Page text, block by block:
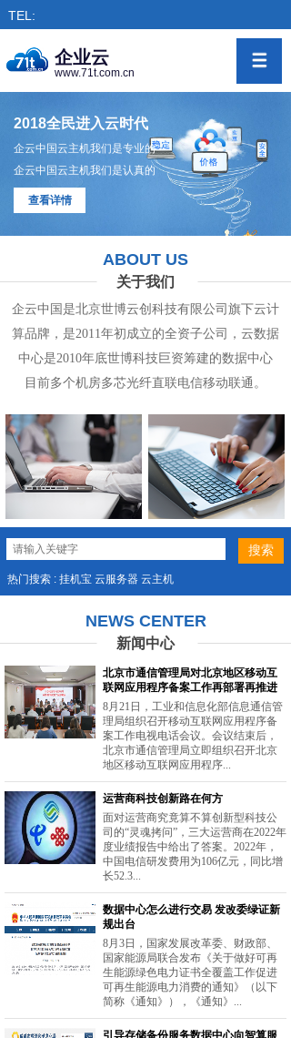
TEL:
企业云
www.71t.com.cn
2018全民进入云时代
企云中国云主机我们是专业的
企云中国云主机我们是认真的
查看详情
ABOUT US
关于我们
企云中国是北京世博云创科技有限公司旗下云计
算品牌，是2011年初成立的全资子公司， 云数据
中心是2010年底世博科技巨资筹建的数据中心
目前多个机房多芯光纤直联电信移动联通。
热门搜索 : 挂机宝 云服务器 云主机
NEWS CENTER
新闻中心
北京市通信管理局对北京地区移动互
联网应用程序备案工作再部署再推进
8月21日，工业和信息化部信息通信管
理局组织召开移动互联网应用程序备
案工作电视电话会议。会议结束后，
北京市通信管理局立即组织召开北京
地区移动互联网应用程序...
运营商科技创新路在何方
面对运营商究竟算不算创新型科技公
司的“灵魂拷问”，三大运营商在2022年
度业绩报告中给出了答案。2022年，
中国电信研发费用为106亿元，同比增
长52.3...
数据中心怎么进行交易 发改委绿证新
规出台
8月3日，国家发展改革委、财政部、
国家能源局联合发布《关于做好可再
生能源绿色电力证书全覆盖工作促进
可再生能源电力消费的通知》（以下
简称《通知》），《通知》...
引导存储备份服务数据中心向智算服